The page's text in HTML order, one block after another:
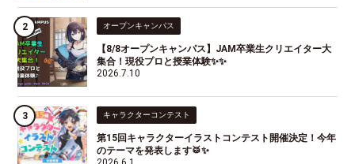
オープンキャンパス
【8/8オープンキャンパス】JAM卒業生クリエイター大
集合！現役プロと授業体験✨✨
2026.7.10
キャラクターコンテスト
第15回キャラクターイラストコンテスト開催決定！今年
のテーマを発表します🥁✨